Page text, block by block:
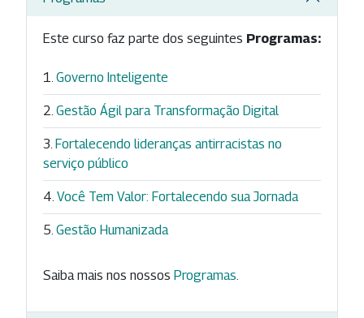
Este curso faz parte dos seguintes Programas:
Governo Inteligente
Gestão Ágil para Transformação Digital
Fortalecendo lideranças antirracistas no
serviço público
Você Tem Valor: Fortalecendo sua Jornada
Gestão Humanizada
Saiba mais nos nossos Programas